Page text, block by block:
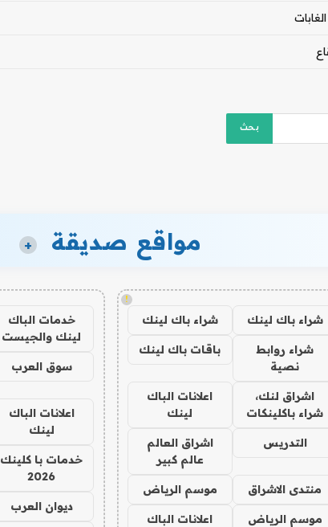
مواقع صديقة +
!
شراء باك لينك شراء باك لينك
شراء روابط
نصية
باقات باك لينك
اشراق لنك،
شراء باكلينكات
اعلانات الباك
لينك
التدريس
اشراق العالم
عالم كبير
منتدى الاشراق موسم الرياض
موسم الرياض
اعلانات الباك
خدمات الباك
لينك والجيست
سوق العرب
اعلانات الباك
لينك
خدمات با كلينك
2026
ديوان العرب